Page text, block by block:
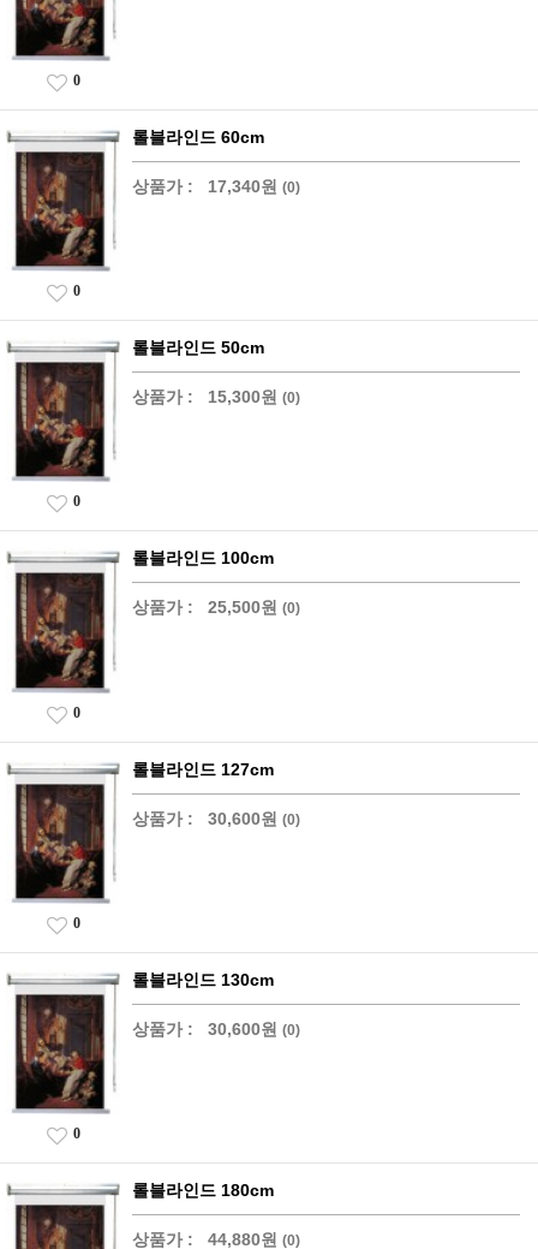
0
롤블라인드 60cm
상품가 : 17,340원 (0)
0
롤블라인드 50cm
상품가 : 15,300원 (0)
0
롤블라인드 100cm
상품가 : 25,500원 (0)
0
롤블라인드 127cm
상품가 : 30,600원 (0)
0
롤블라인드 130cm
상품가 : 30,600원 (0)
0
롤블라인드 180cm
상품가 : 44,880원 (0)